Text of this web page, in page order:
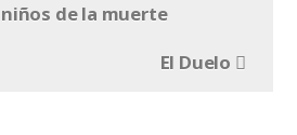
de la muerte
El Duelo